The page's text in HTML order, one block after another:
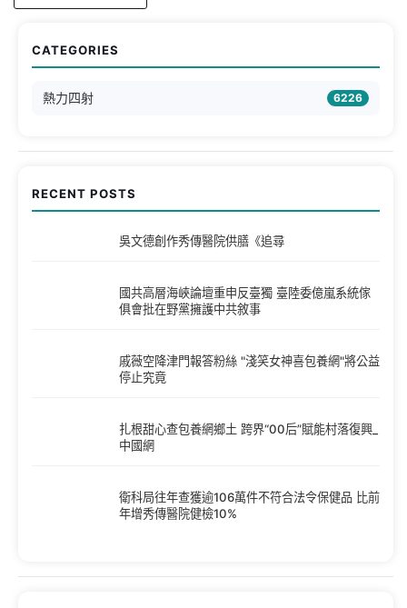
CATEGORIES
熱力四射 6226
RECENT POSTS
吳文德創作秀傳醫院供膳《追尋
國共高層海峽論壇重申反臺獨 臺陸委億嵐系統傢
俱會批在野黨擁護中共敘事
戚薇空降津門報答粉絲 "淺笑女神喜包養網"將公益
停止究竟
扎根甜心查包養網鄉土 跨界“00后”賦能村落復興_
中國網
衛科局往年查獲逾106萬件不符合法令保健品 比前
年增秀傳醫院健檢10%